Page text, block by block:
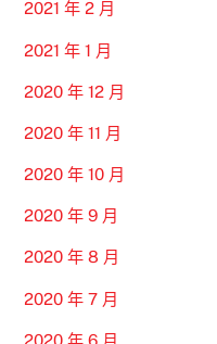
2021 年 2 月
2021 年 1 月
2020 年 12 月
2020 年 11 月
2020 年 10 月
2020 年 9 月
2020 年 8 月
2020 年 7 月
2020 年 6 月